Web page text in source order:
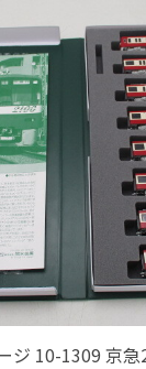
ジ 10-1309 京